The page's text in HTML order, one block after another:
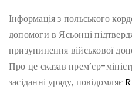
Інформація з польського
допомоги в Ясьонці
призупинення військової
Про це сказав прем’єр-
засіданні уряду, повідомляє